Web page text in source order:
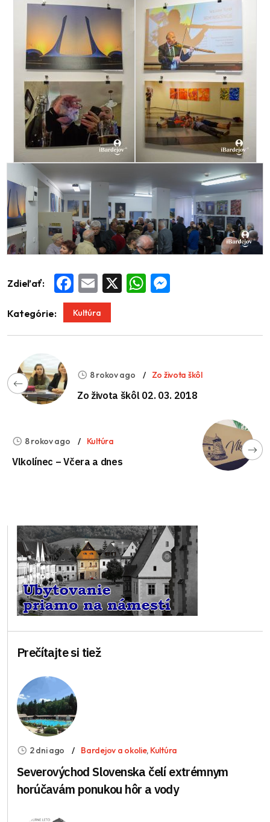
Zdieľať: Facebook
Email WhatsApp
Kategórie: Kultúra
8 rokov ago Zo života škôl
Zo života škôl 02. 03. 2018
8 rokov ago Kultúra
Vlkolínec – Včera a dnes
Prečítajte si tiež
2 dni ago Bardejov a okolie, Kultúra
Severovýchod Slovenska čelí extrémnym
horúčavám ponukou hôr a vody